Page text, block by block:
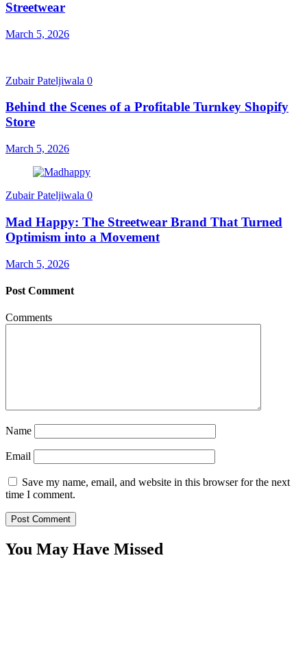
Streetwear
March 5, 2026
Zubair Pateljiwala 0
Behind the Scenes of a Profitable Turnkey Shopify
Store
March 5, 2026
Zubair Pateljiwala 0
Mad Happy: The Streetwear Brand That Turned
Optimism into a Movement
March 5, 2026
Post Comment
Comments
Name
Email
Save my name, email, and website in this browser for the next
time I comment.
You May Have Missed